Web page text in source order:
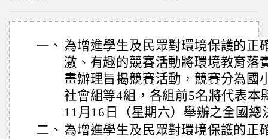
一、 為增進學生及民眾對環境保護的正
激、有趣的競賽活動將環境教育落
畫辦理旨揭競賽活動，競賽分為國
社會組等4組，各組前5名將代表本
11月16日（星期六）舉辦之全國總
二、 為增進學生及民眾對環境保護的正